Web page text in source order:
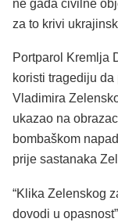
ne gađa civilne
za to krivi
Portparol Kremlja
koristi tragediju
Vladimira
ukazao na
bombaškom
prije sastanaka
“Klika Zelenskog
dovodi u